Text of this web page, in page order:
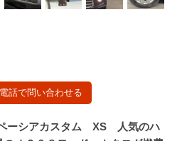
電話で問い合わせる
ーシアカスタム XS 人気のハ